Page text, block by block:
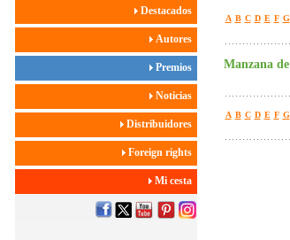
Destacados
Autores
Premios
Noticias
Distribuidores
Foreign rights
Mi cesta
A B C D E F G
Manzana
A B C D E F G